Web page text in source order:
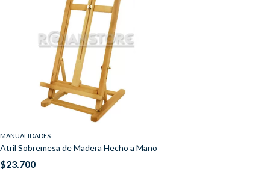
MANUALIDADES
Atril Sobremesa de Madera Hecho a Mano
$23.700